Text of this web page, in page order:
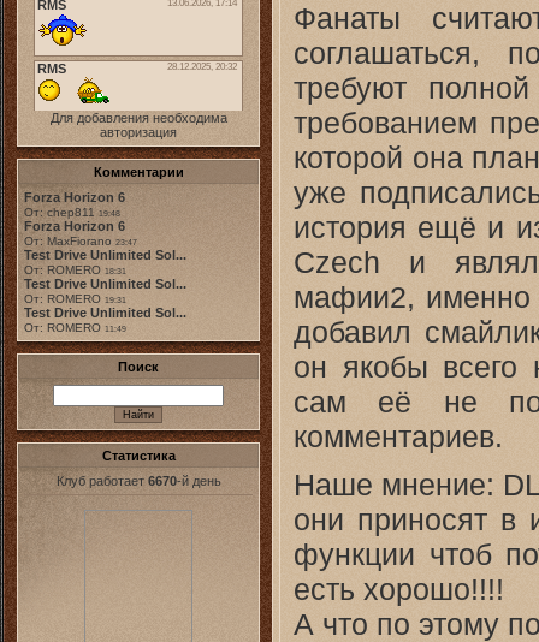
Для добавления необходима
авторизация
Комментарии
Forza Horizon 6
От: chep811 19:48
Forza Horizon 6
От: MaxFiorano 23:47
Test Drive Unlimited Sol...
От: ROMERO 18:31
Test Drive Unlimited Sol...
От: ROMERO 19:31
Test Drive Unlimited Sol...
От: ROMERO 11:49
Поиск
Статистика
Клуб работает 6670-й день
Фанаты
соглашаться,
требуют
требованием
которой она
уже
история ещё и
Czech и
мафии2, именно
добавил
он якобы всего
сам её не
комментариев.
Наше мнение:
они приносят в
функции чтоб
есть хорошо!!!!
А что по этому